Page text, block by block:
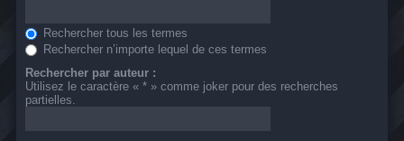
Rechercher tous les termes
Rechercher n’importe lequel de ces termes
Rechercher par auteur :
Utilisez le caractère « * » comme joker pour des recherches
partielles.